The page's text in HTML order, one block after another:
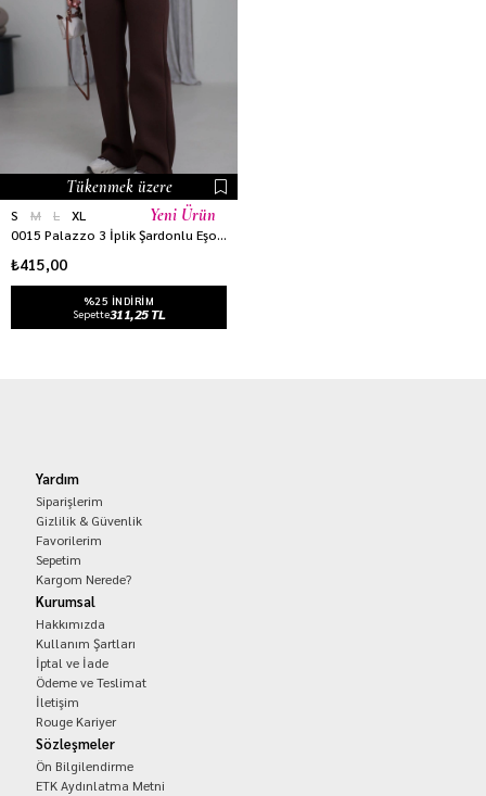
Tükenmek üzere
S M L
XL
0015 Palazzo 3 İplik Şardonlu Eşofman Altı ACI KAHVE
₺415,00
%25 INDIRIM
Sepette311,25 TL
Yeni Ürün
Yardım
Siparişlerim
Gizlilik & Güvenlik
Favorilerim
Sepetim
Kargom Nerede?
Kurumsal
Hakkımızda
Kullanım Şartları
İptal ve İade
Ödeme ve Teslimat
İletişim
Rouge Kariyer
Sözleşmeler
Ön Bilgilendirme
ETK Aydınlatma Metni